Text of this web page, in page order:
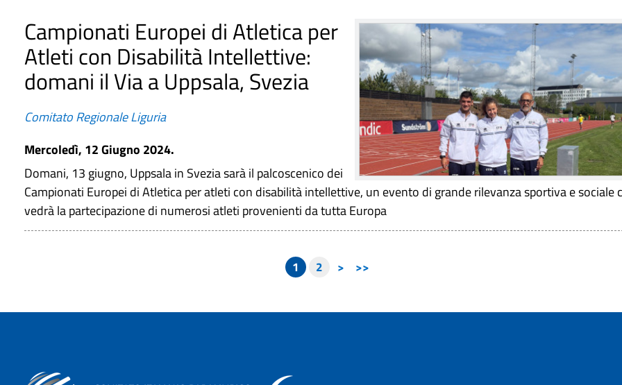
Campionati Europei di Atletica per
Atleti con Disabilità Intellettive:
domani il Via a Uppsala, Svezia
Comitato Regionale Liguria
Mercoledì, 12 Giugno 2024.
Domani, 13 giugno, Uppsala in Svezia sarà il palcoscenico dei
Campionati Europei di Atletica per atleti con disabilità intellettive, un evento di grande rilevanza sportiva e sociale
vedrà la partecipazione di numerosi atleti provenienti da tutta Europa
1 2 > >>